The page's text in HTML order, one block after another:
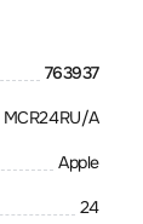
763937
MCR24RU/A
Apple
24